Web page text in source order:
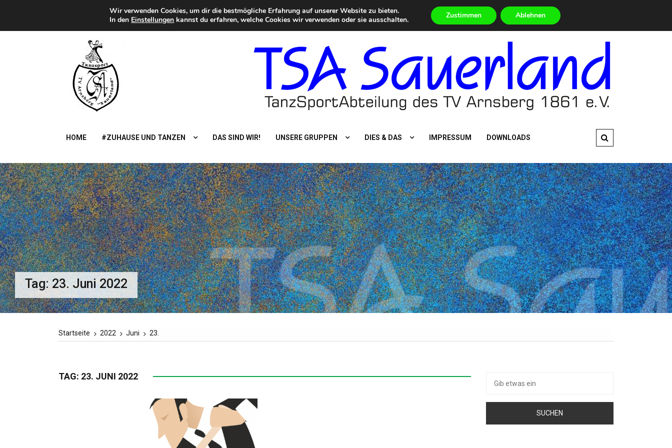
FREITAG, 7TH AUGUST 2026 Eilmeldungen
5. Summer Dance Special – Urlaub vom Alltag Aktuelle Termine im Überblick Worauf warten? – Jetzt mitmachen!
HOME #ZUHAUSE UND TANZEN DAS SIND WIR! UNSERE GRUPPEN DIES & DAS IMPRESSUM DOWNLOADS
Tag: 23. Juni 2022
Startseite 2022 Juni 23.
TAG: 23. JUNI 2022
nach:
Wir verwenden Cookies, um dir die bestmögliche Erfahrung auf unserer Website zu bieten.
In den Einstellungen kannst du erfahren, welche Cookies wir verwenden oder sie ausschalten. Zustimmen Ablehnen